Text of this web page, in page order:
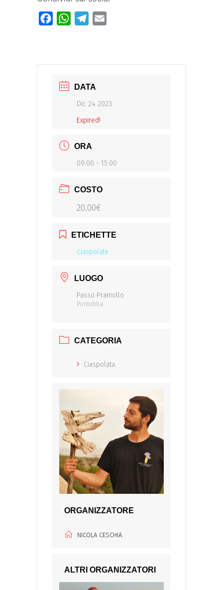
FacebookWhatsAppTelegram
DATA
Dic 24 2023
Expired!
ORA
09:00 - 15:00
COSTO
20.00€
ETICHETTE
Ciaspolate
LUOGO
Passo Pramollo
Pontebba
CATEGORIA
Ciaspolata
ORGANIZZATORE
NICOLA CESCHIA
ALTRI ORGANIZZATORI